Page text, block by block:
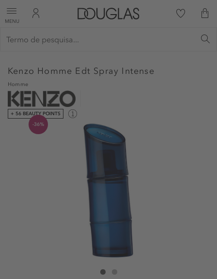
MENU
Kenzo Homme Edt Spray Intense
Homme
+ 56 BEAUTY POINTS
-36%
Kenzo Homme Edt Spray Intense